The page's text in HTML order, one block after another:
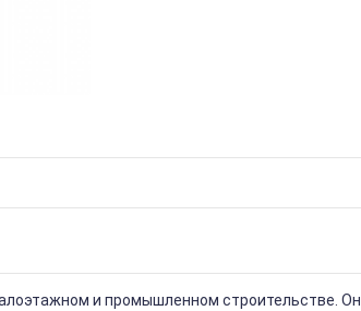
и промышленном строительстве. Он